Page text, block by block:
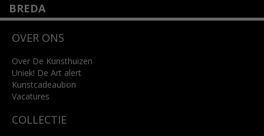
BREDA
4818 SB Breda
info@kunsthuisbreda.nl
Lees meer
OVER ONS
Over De Kunsthuizen
Uniek! De Art alert
Kunstcadeaubon
Vacatures
COLLECTIE